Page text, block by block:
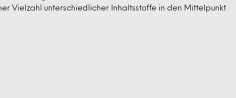
Vielzahl unterschiedlicher Inhaltsstoffe in den Mittelpunkt